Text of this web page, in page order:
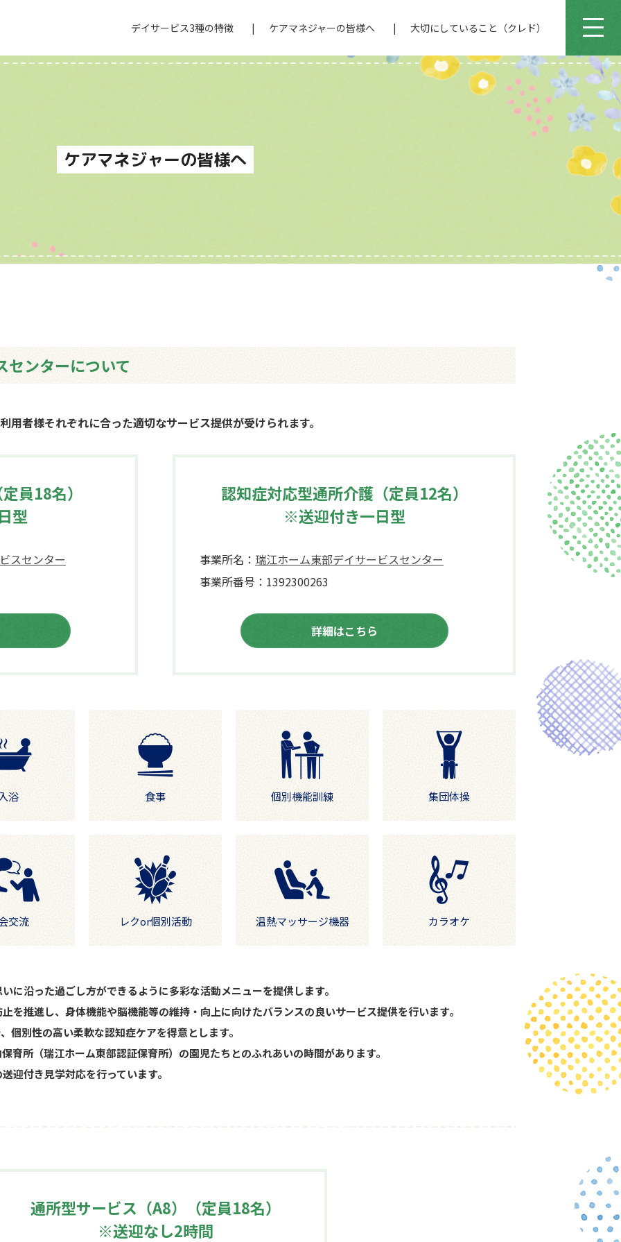
デイサービス3種の特徴 ケアマネジャーの皆様へ 大切にしていること（クレド）
ケアマネジャーの皆様へ
センターについて
用者様それぞれに合った適切なサービス提供が受けられます。
員18名）
型
スセンター
認知症対応型通所介護（定員12名）
※送迎付き一日型
事業所名： 瑞江ホーム東部デイサービスセンター
事業所番号：1392300263
詳細はこちら
浴 食事 個別機能訓練 集団体操
交流 レクor個別活動 温熱マッサージ機器 カラオケ
に沿った過ごし方ができるように多彩な活動メニューを提供します。
を推進し、身体機能や脳機能等の維持・向上に向けたバランスの良いサービス提供を行います。
個別性の高い柔軟な認知症ケアを得意とします。
育所（瑞江ホーム東部認証保育所）の園児たちとのふれあいの時間があります。
迎付き見学対応を行っています。
通所型サービス（A8）（定員18名）
※送迎なし2時間